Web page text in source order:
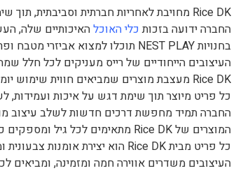
Rice DK מחויבת לאחריות חברתית וסביבתית, תוך שימוש בחומרים ידידותיים לסביבה.
החברה ידועה בזכותכלי האוכלהאיכותיים שלה,
בחנויות NEST PLAY תוכלו למצוא אביזרי מטבח ופריטים דקורטיביים כמו אגרטלים וסלסלות.
העיצובים הייחודיים של רייס מעניקים לכל חלל
Rice DK מעצבת מוצרים שמביאים חווית שימוש יומיומית ונוחות.
כל פריט מיוצר תוך שימת דגש על איכות ועמידות,
החברה תמיד מחפשת דרכים חדשות לשלב עיצוב
המוצרים של Rice DK מתאימים לכל גיל ומספקים כלים מושלמים לילדים ומבוגרים.
כל פריט מבית Rice DK הוא יצירת אומנות צבעונית ומרגשת שמתאימה לכל חלל.
העיצובים משדרים אווירה חמה ומזמינה, ומביאים